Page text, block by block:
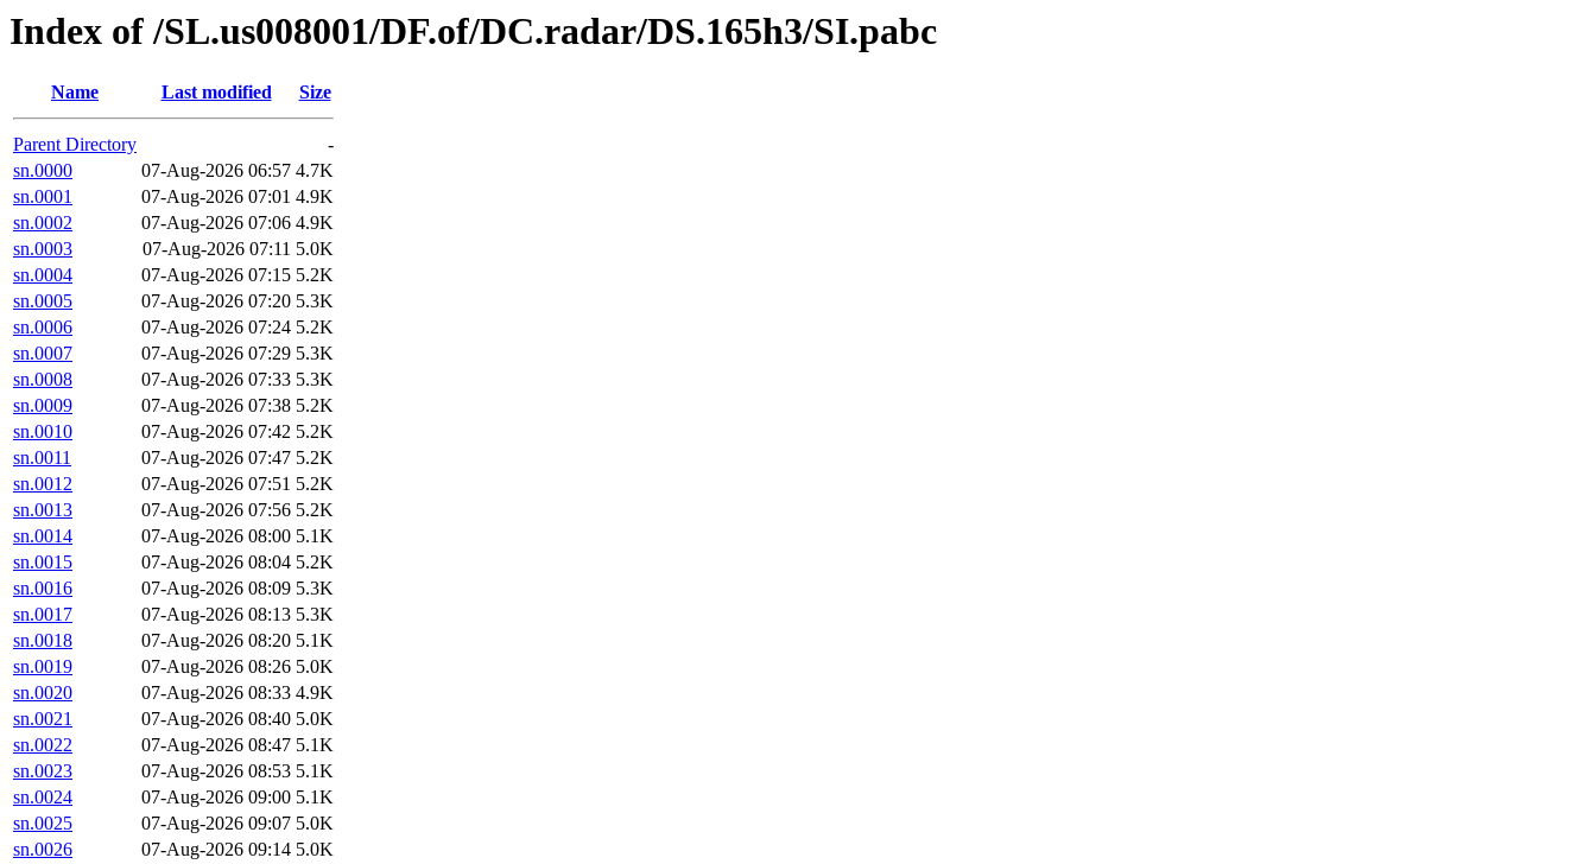
Index of /SL.us008001/DF.of/DC.radar/DS.165h3/SI.pabc
Name Last modified Size
Parent Directory
-
sn.0000
07-Aug-2026 06:57 4.7K
sn.0001
07-Aug-2026 07:01 4.9K
sn.0002
07-Aug-2026 07:06 4.9K
sn.0003
07-Aug-2026 07:11 5.0K
sn.0004
07-Aug-2026 07:15 5.2K
sn.0005
07-Aug-2026 07:20 5.3K
sn.0006
07-Aug-2026 07:24 5.2K
sn.0007
07-Aug-2026 07:29 5.3K
sn.0008
07-Aug-2026 07:33 5.3K
sn.0009
07-Aug-2026 07:38 5.2K
sn.0010
07-Aug-2026 07:42 5.2K
sn.0011
07-Aug-2026 07:47 5.2K
sn.0012
07-Aug-2026 07:51 5.2K
sn.0013
07-Aug-2026 07:56 5.2K
sn.0014
07-Aug-2026 08:00 5.1K
sn.0015
07-Aug-2026 08:04 5.2K
sn.0016
07-Aug-2026 08:09 5.3K
sn.0017
07-Aug-2026 08:13 5.3K
sn.0018
07-Aug-2026 08:20 5.1K
sn.0019
07-Aug-2026 08:26 5.0K
sn.0020
07-Aug-2026 08:33 4.9K
sn.0021
07-Aug-2026 08:40 5.0K
sn.0022
07-Aug-2026 08:47 5.1K
sn.0023
07-Aug-2026 08:53 5.1K
sn.0024
07-Aug-2026 09:00 5.1K
sn.0025
07-Aug-2026 09:07 5.0K
sn.0026
07-Aug-2026 09:14 5.0K